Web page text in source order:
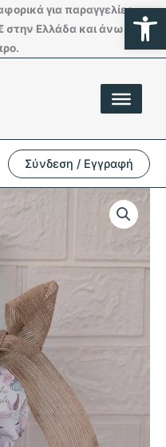
για παραγγελίες
Ελλάδα και άνω των
Σύνδεση / Εγγραφή